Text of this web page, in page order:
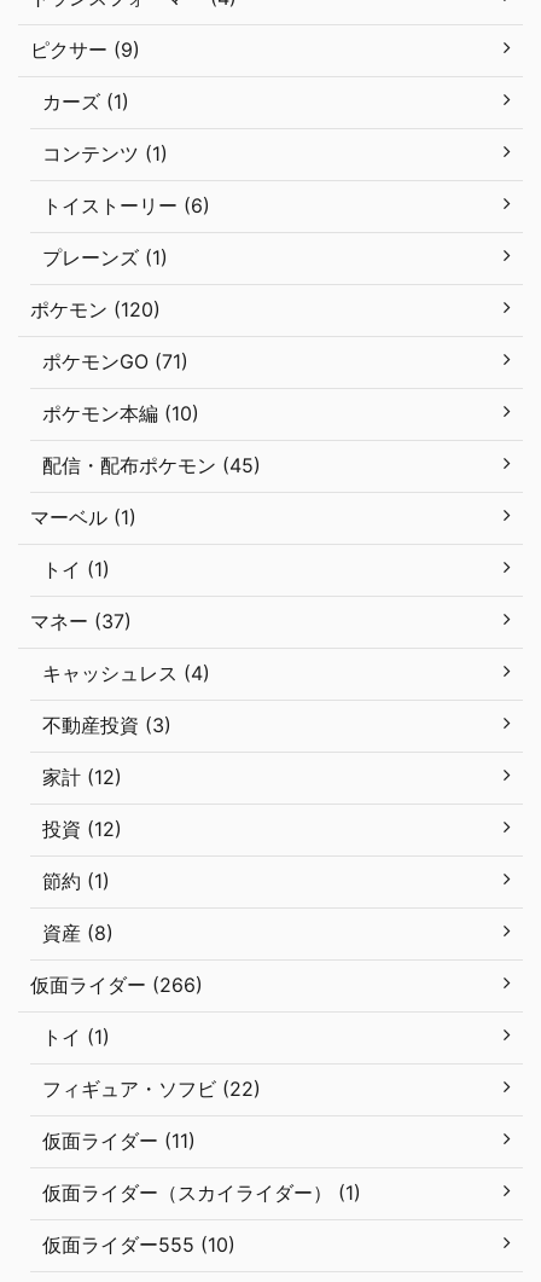
ピクサー (9)
カーズ (1)
コンテンツ (1)
トイストーリー (6)
プレーンズ (1)
ポケモン (120)
ポケモンGO (71)
ポケモン本編 (10)
配信・配布ポケモン (45)
マーベル (1)
トイ (1)
マネー (37)
キャッシュレス (4)
不動産投資 (3)
家計 (12)
投資 (12)
節約 (1)
資産 (8)
仮面ライダー (266)
トイ (1)
フィギュア・ソフビ (22)
仮面ライダー (11)
仮面ライダー（スカイライダー） (1)
仮面ライダー555 (10)